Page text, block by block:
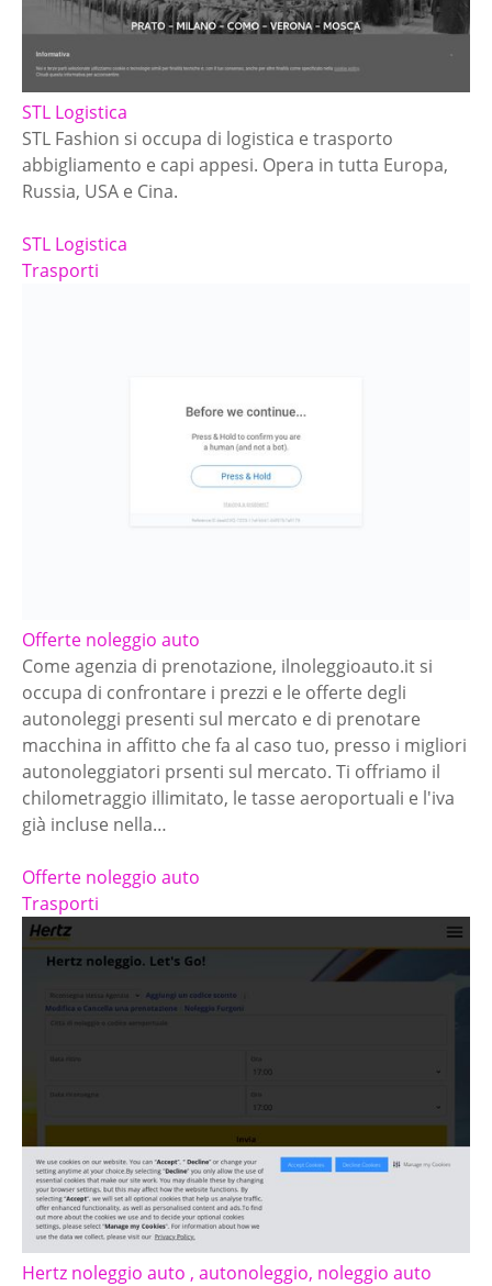
STL Logistica
STL Fashion si occupa di logistica e trasporto
abbigliamento e capi appesi. Opera in tutta Europa,
Russia, USA e Cina.
STL Logistica
Trasporti
Offerte noleggio auto
Come agenzia di prenotazione, ilnoleggioauto.it si
occupa di confrontare i prezzi e le offerte degli
autonoleggi presenti sul mercato e di prenotare
macchina in affitto che fa al caso tuo, presso i migliori
autonoleggiatori prsenti sul mercato. Ti offriamo il
chilometraggio illimitato, le tasse aeroportuali e l'iva
già incluse nella…
Offerte noleggio auto
Trasporti
Hertz noleggio auto , autonoleggio, noleggio auto